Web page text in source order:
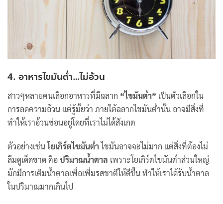
4. อาหารไขมันต่ำ…ไม่อ้วน
สาวๆหลายคนเลือกอาหารที่มีฉลาก “ไขมันต่ำ” เป็นตัวเลือกใน
การลดความอ้วน แต่รู้มั้ยว่า ภายใต้ฉลากไขมันต่ำนั้น อาจมีสิ่งที่
ทำให้เราอ้วนซ่อนอยู่โดยที่เราไม่ได้สังเกต
ตัวอย่างเช่นโยเกิร์ตไขมันต่ำไขมันอาจจะไม่มาก แต่สิ่งที่ต้องไม่
ลืมดูเด็ดขาด คือปริมาณน้ำตาล เพราะโยเกิร์ตไขมันต่ำส่วนใหญ่
มักมีการเติมน้ำตาลเพื่อเพิ่มรสชาติให้ดีขึ้น ทำให้เราได้รับน้ำตาล
ในปริมาณมากเกินไป